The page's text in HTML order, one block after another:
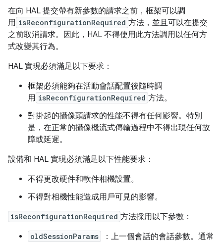
在向 HAL 提交帶有新參數的請求之前，框架可以調
用 isReconfigurationRequired 方法，並且可以在提交
之前取消請求。因此，HAL 不得使用此方法調用以任何方
式改變其行為。
HAL 實現必須滿足以下要求：
框架必須能夠在活動會話配置後隨時調
用 isReconfigurationRequired 方法。
對掛起的攝像頭請求的性能不得有任何影響。特別
是，在正常的攝像機流式傳輸過程中不得出現任何故
障或延遲。
設備和 HAL 實現必須滿足以下性能要求：
不得更改硬件和軟件相機設置。
不得對相機性能造成用戶可見的影響。
isReconfigurationRequired 方法採用以下參數：
oldSessionParams
：上一個會話的會話參數。通常